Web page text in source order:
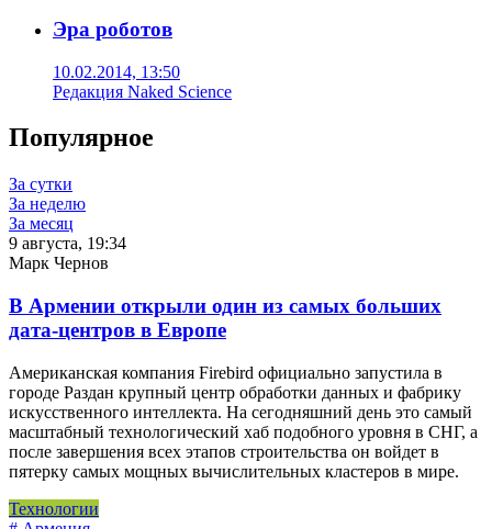
Эра роботов
10.02.2014, 13:50
Редакция Naked Science
Популярное
За сутки
За неделю
За месяц
9 августа, 19:34
Марк Чернов
В Армении открыли один из самых больших
дата-центров в Европе
Американская компания Firebird официально запустила в
городе Раздан крупный центр обработки данных и фабрику
искусственного интеллекта. На сегодняшний день это самый
масштабный технологический хаб подобного уровня в СНГ, а
после завершения всех этапов строительства он войдет в
пятерку самых мощных вычислительных кластеров в мире.
Технологии